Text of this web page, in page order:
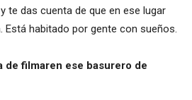
te das cuenta de que en ese lugar
Está habitado por gente con sueños.
de filmaren ese basurero de